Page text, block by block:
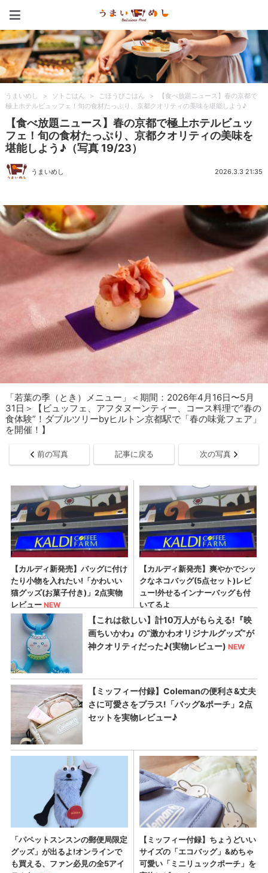
うまいめし > ソトごはん > ごほうびごはん >
【食べ放題ニュース】春の京都で
極上ホテルビュッフェ！旬の食材たっぷり、京都クオリティの美味を堪能しよう♪
【食べ放題ニュース】春の京都で極上ホテルビュッ
フェ！旬の食材たっぷり、京都クオリティの美味を
堪能しよう♪（写真 19/23）
うまいめし 2026.3.3 21:35
「若葉の季（とき）メニュー」＜期間：2026年4月16日〜5月
31日＞【ビュッフェ、アフタヌーンティー、コース料理で“春の
食体験”！ダブルツリーbyヒルトン京都駅で「春の味覚フェア」
を開催！】
前の写真 記事に戻る 次の写真